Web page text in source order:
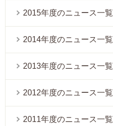
2015年度のニュース一覧
2014年度のニュース一覧
2013年度のニュース一覧
2012年度のニュース一覧
2011年度のニュース一覧